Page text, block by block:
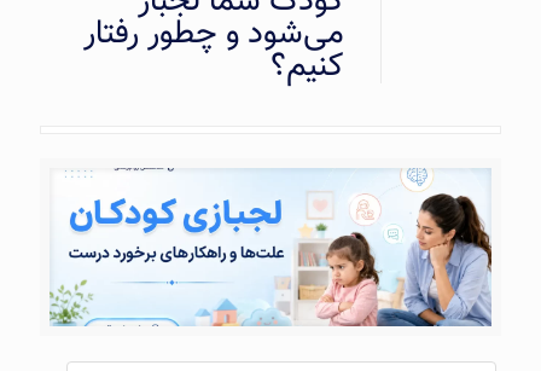
می‌شود و چطور رفتار
کنیم؟‎